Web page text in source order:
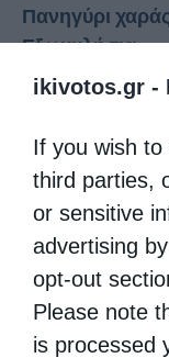
ikivotos.gr -
If you wish
third parties,
or sensitive
advertising
opt-out
Please note
is processed
Πανηγύρι
Εξωκκλήσια
απόkivotos 19
Η Ανάληψη
εξωκκλήσια
δροσερούς
δίπλα στη